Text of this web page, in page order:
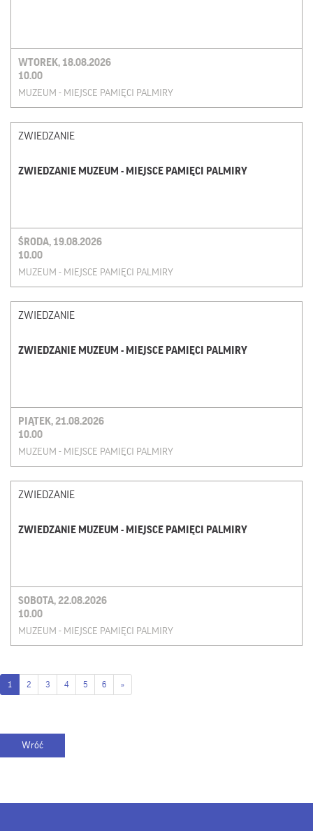
WTOREK, 18.08.2026
10.00
MUZEUM - MIEJSCE PAMIĘCI PALMIRY
ZWIEDZANIE
ZWIEDZANIE MUZEUM - MIEJSCE PAMIĘCI PALMIRY
ŚRODA, 19.08.2026
10.00
MUZEUM - MIEJSCE PAMIĘCI PALMIRY
ZWIEDZANIE
ZWIEDZANIE MUZEUM - MIEJSCE PAMIĘCI PALMIRY
PIĄTEK, 21.08.2026
10.00
MUZEUM - MIEJSCE PAMIĘCI PALMIRY
ZWIEDZANIE
ZWIEDZANIE MUZEUM - MIEJSCE PAMIĘCI PALMIRY
SOBOTA, 22.08.2026
10.00
MUZEUM - MIEJSCE PAMIĘCI PALMIRY
1 2 3 4 5 6 »